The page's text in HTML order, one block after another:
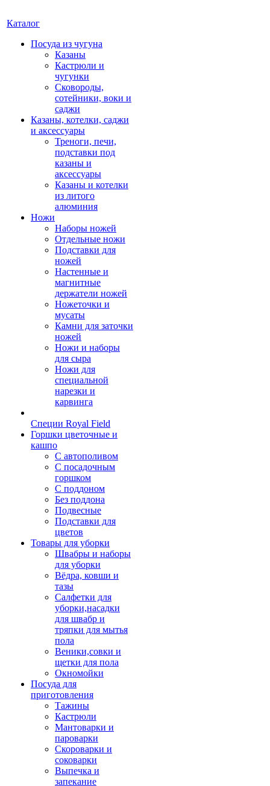
Каталог
Посуда из чугуна
Казаны
Кастрюли и
чугунки
Сковороды,
сотейники, воки и
саджи
Казаны, котелки, саджи
и аксессуары
Треноги, печи,
подставки под
казаны и
аксессуары
Казаны и котелки
из литого
алюминия
Ножи
Наборы ножей
Отдельные ножи
Подставки для
ножей
Настенные и
магнитные
держатели ножей
Ножеточки и
мусаты
Камни для заточки
ножей
Ножи и наборы
для сыра
Ножи для
специальной
нарезки и
карвинга
Специи Royal Field
Горшки цветочные и
кашпо
С автополивом
С посадочным
горшком
С поддоном
Без поддона
Подвесные
Подставки для
цветов
Товары для уборки
Швабры и наборы
для уборки
Вёдра, ковши и
тазы
Салфетки для
уборки,насадки
для швабр и
тряпки для мытья
пола
Веники,совки и
щетки для пола
Окномойки
Посуда для
приготовления
Тажины
Кастрюли
Мантоварки и
пароварки
Скороварки и
соковарки
Выпечка и
запекание